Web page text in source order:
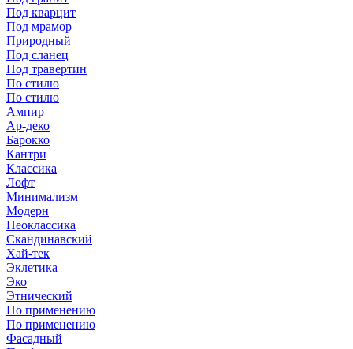
Под кварцит
Под мрамор
Природный
Под сланец
Под травертин
По стилю
По стилю
Ампир
Ар-деко
Барокко
Кантри
Классика
Лофт
Минимализм
Модерн
Неоклассика
Скандинавский
Хай-тек
Эклетика
Эко
Этнический
По применению
По применению
Фасадный